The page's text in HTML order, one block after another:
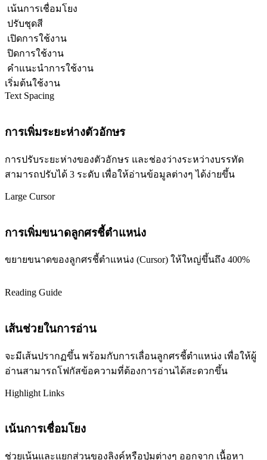
เน้นการเชื่อมโยง
ปรับชุดสี
เปิดการใช้งาน
ปิดการใช้งาน
คำแนะนำการใช้งาน
เริ่มต้นใช้งาน
Text Spacing
การเพิ่มระยะห่างตัวอักษร
การปรับระยะห่างของตัวอักษร และช่องว่างระหว่างบรรทัด
สามารถปรับได้ 3 ระดับ เพื่อให้อ่านข้อมูลต่างๆ ได้ง่ายขึ้น
Large Cursor
การเพิ่มขนาดลูกศรชี้ตำแหน่ง
ขยายขนาดของลูกศรชี้ตำแหน่ง (Cursor) ให้ใหญ่ขึ้นถึง 400%
Reading Guide
เส้นช่วยในการอ่าน
จะมีเส้นปรากฏขึ้น พร้อมกับการเลื่อนลูกศรชี้ตำแหน่ง เพื่อให้ผู้
อ่านสามารถโฟกัสข้อความที่ต้องการอ่านได้สะดวกขึ้น
Highlight Links
เน้นการเชื่อมโยง
ช่วยเน้นและแยกส่วนของลิงค์หรือปุ่มต่างๆ ออกจาก เนื้อหา